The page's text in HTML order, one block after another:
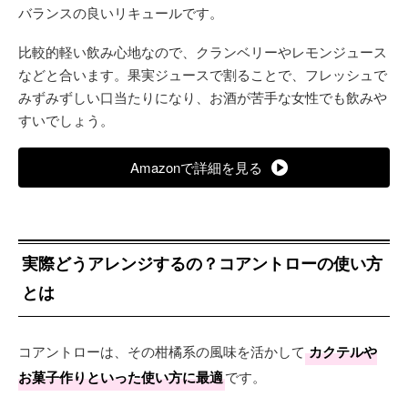
バランスの良いリキュールです。
比較的軽い飲み心地なので、クランベリーやレモンジュース
などと合います。果実ジュースで割ることで、フレッシュで
みずみずしい口当たりになり、お酒が苦手な女性でも飲みや
すいでしょう。
Amazonで詳細を見る
実際どうアレンジするの？コアントローの使い方
とは
コアントローは、その柑橘系の風味を活かして カクテルや
お菓子作りといった使い方に最適です。